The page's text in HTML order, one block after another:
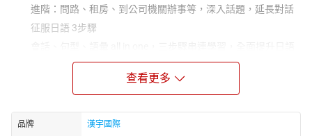
進階：問路、租房、到公司機關辦事等，深入話題，延長對話
征服日語 3步驟
10 個生活主題，36 個最貼近日本生活的情境會話，使用每個情
境出現頻率最高的實用句，掌握一來一往的會話邏輯，讓你在日本
暢行無阻，輕鬆用日語聊不停。
查看更多
品牌 漢宇國際